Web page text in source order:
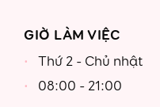
GIỜ LÀM VIỆC
Thứ 2 - Chủ nhật
08:00 - 21:00